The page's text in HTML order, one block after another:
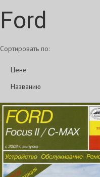
Ford
Сортировать по:
Цене
Названию